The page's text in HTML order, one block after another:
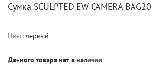
Сумка SCULPTED EW CAMERA BAG20
Цвет: черный
Данного товара нет в наличии